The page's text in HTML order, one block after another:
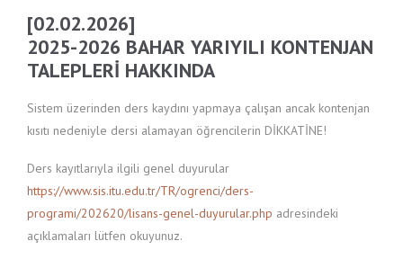
[02.02.2026]
2025-2026 BAHAR YARIYILI KONTENJAN
TALEPLERİ HAKKINDA
Sistem üzerinden ders kaydını yapmaya çalışan ancak kontenjan
kısıtı nedeniyle dersi alamayan öğrencilerin DİKKATİNE!
Ders kayıtlarıyla ilgili genel duyurular
https://www.sis.itu.edu.tr/TR/ogrenci/ders-
programi/202620/lisans-genel-duyurular.php adresindeki
açıklamaları lütfen okuyunuz.